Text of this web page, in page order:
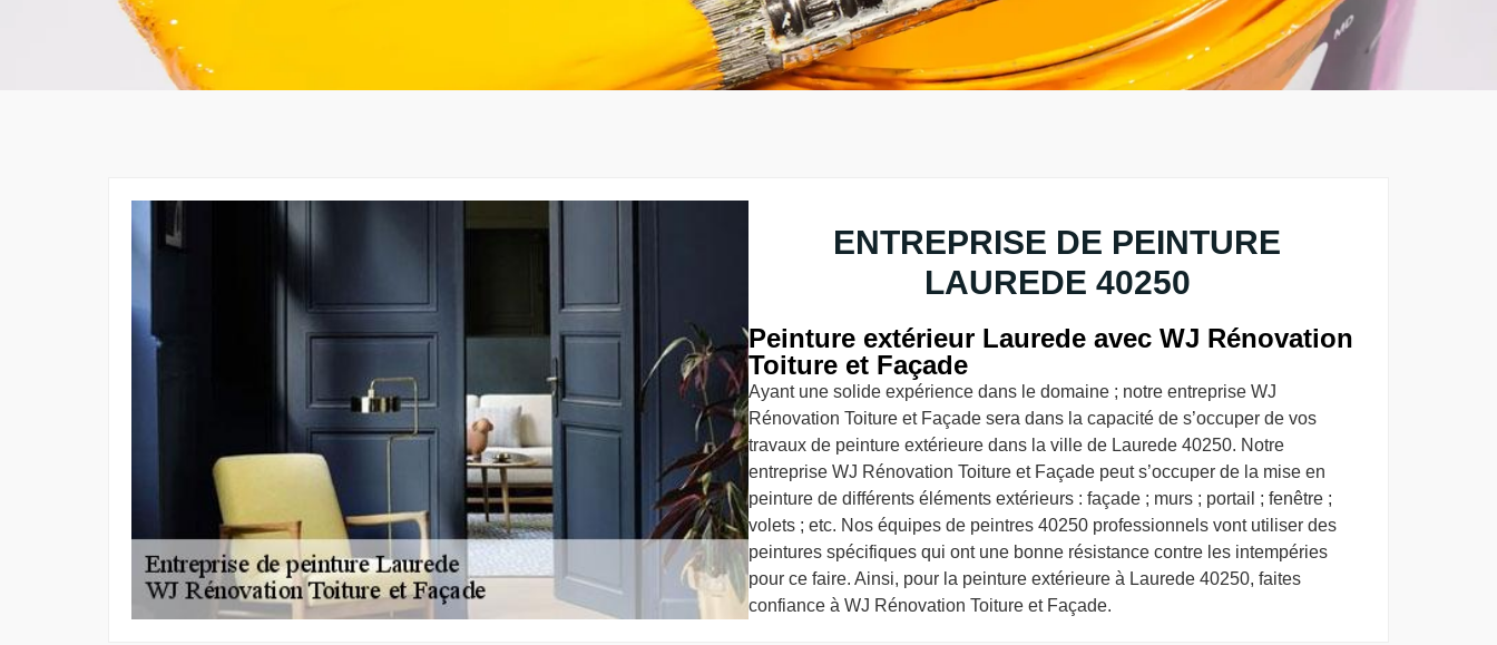
ENTREPRISE DE PEINTURE
LAUREDE 40250
Peinture extérieur Laurede avec WJ Rénovation
Toiture et Façade
Ayant une solide expérience dans le domaine ; notre entreprise WJ
Rénovation Toiture et Façade sera dans la capacité de s’occuper de vos
travaux de peinture extérieure dans la ville de Laurede 40250. Notre
entreprise WJ Rénovation Toiture et Façade peut s’occuper de la mise en
peinture de différents éléments extérieurs : façade ; murs ; portail ; fenêtre ;
volets ; etc. Nos équipes de peintres 40250 professionnels vont utiliser des
peintures spécifiques qui ont une bonne résistance contre les intempéries
pour ce faire. Ainsi, pour la peinture extérieure à Laurede 40250, faites
confiance à WJ Rénovation Toiture et Façade.